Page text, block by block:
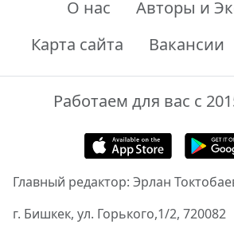
О нас
Авторы и
Карта сайта
Вакансии
Работаем для вас с
Главный редактор: Эрлан
г. Бишкек, ул. Горького,1/2, 720082